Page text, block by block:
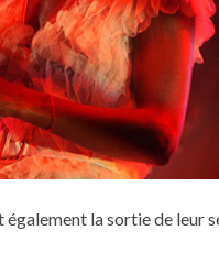
la sortie de leur